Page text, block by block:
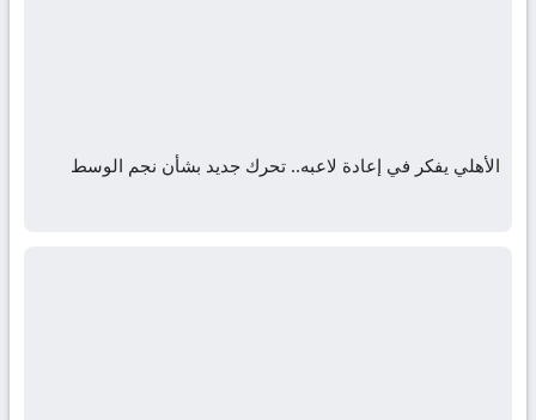
الأهلي يفكر في إعادة لاعبه.. تحرك جديد بشأن نجم الوسط